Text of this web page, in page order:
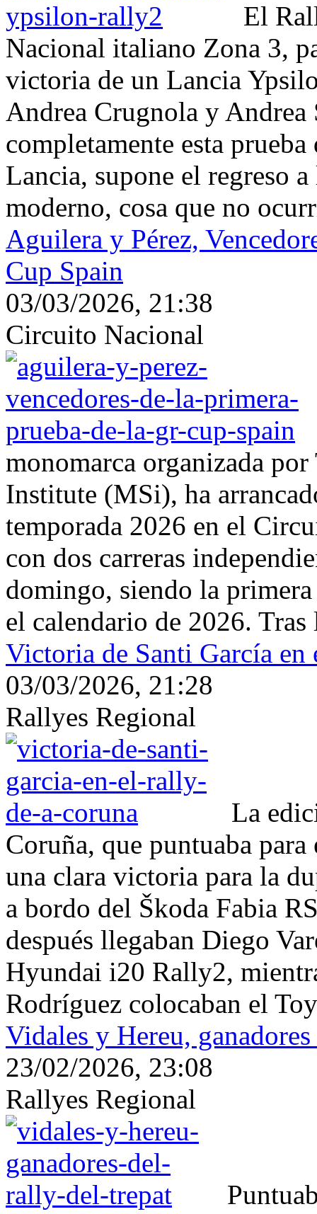
El
Nacional italiano Zona 3,
victoria de un Lancia
Andrea Crugnola y Andrea
completamente esta
Lancia, supone el regreso
moderno, cosa que no
Aguilera y Pérez,
Cup Spain
03/03/2026, 21:38
Circuito Nacional
monomarca organizada
Institute (MSi), ha
temporada 2026 en el
con dos carreras
domingo, siendo la
el calendario de 2026.
Victoria de Santi García
03/03/2026, 21:28
Rallyes Regional
La
Coruña, que puntuaba
una clara victoria para la
a bordo del Škoda Fabia
después llegaban Diego
Hyundai i20 Rally2,
Rodríguez colocaban el
Vidales y Hereu,
23/02/2026, 23:08
Rallyes Regional